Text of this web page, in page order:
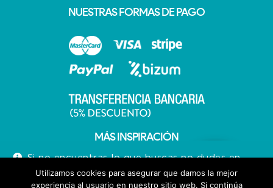
Si no encuentras lo que buscas no dudes en
llamarnos 640713066
NUESTRAS FORMAS DE PAGO
MÁS INSPIRACIÓN
Utilizamos cookies para asegurar que damos la mejor
experiencia al usuario en nuestro sitio web. Si continúa